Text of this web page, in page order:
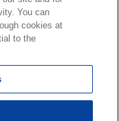
不動産業務ソリューシ
こちら
の無断転載を禁止します。著作権
You can
cookies at
to the